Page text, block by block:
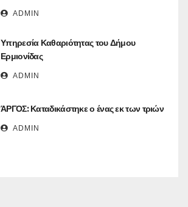
ADMIN
Υπηρεσία Καθαριότητας του Δήμου
Ερμιονίδας
ADMIN
ΆΡΓΟΣ: Καταδικάστηκε ο ένας εκ των τριών
ADMIN